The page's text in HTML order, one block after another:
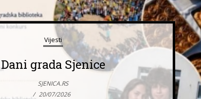
Vijesti
Dani grada Sjenice
SJENICA.RS
/ 20/07/2026